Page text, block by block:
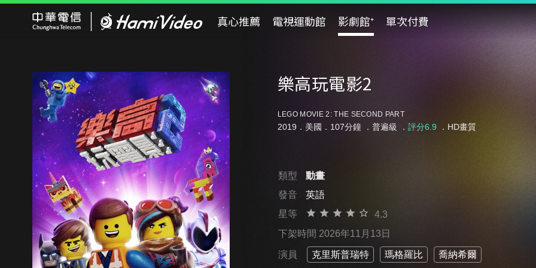
真心推薦 電視運動館 影劇館⁺ 單次付費
樂高玩電影2
LEGO MOVIE 2: THE SECOND PART
2019．美國．107分鐘 ． 普遍級 ． 評分6.9．HD畫質
類型
動畫
發音
英語
星等
4.3
下架時間 2026年11月13日
演員 克里斯普瑞特 瑪格羅比 喬納希爾